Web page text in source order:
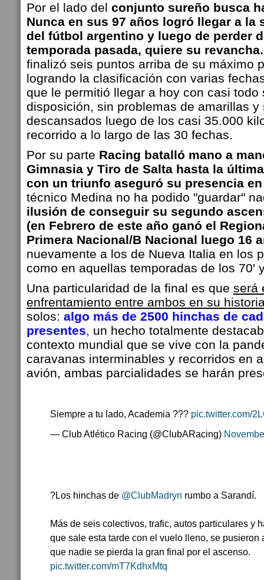
Por el lado del conjunto sureño busca
Nunca en sus 97 años logró llegar a la
del fútbol argentino y luego de perder
temporada pasada, quiere su revancha.
finalizó seis puntos arriba de su máximo
logrando la clasificación con varias
que le permitió llegar a hoy con casi todo
disposición, sin problemas de amarillas y
descansados luego de los casi 35.000
recorrido a lo largo de las 30 fechas.
Por su parte Racing batalló mano a
Gimnasia y Tiro de Salta hasta la
con un triunfo aseguró su presencia
técnico Medina no ha podido "guardar"
ilusión de conseguir su segundo
(en Febrero de este año ganó el
Primera Nacional/B Nacional luego 16
nuevamente a los de Nueva Italia en los
como en aquellas temporadas de los 70'
Una particularidad de la final es que será
enfrentamiento entre ambos en su
solos: algo más de 2500 hinchas de
presentes, un hecho totalmente
contexto mundial que se vive con la
caravanas interminables y recorridos en
avión, ambas parcialidades se harán
Siempre a tu lado, Academia ??? pic.twitter.com/
— Club Atlético Racing (@ClubARacing)
?Los hinchas de @ClubMadryn rumbo a Sarandí.
Más de seis colectivos, trafic, autos particulares y
que sale esta tarde con el vuelo lleno, se pusieron
que nadie se pierda la gran final por el ascenso.
pic.twitter.com/mT7KdhxMtq